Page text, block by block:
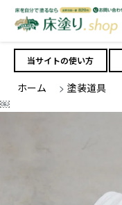
当サイトの使い方
ホーム > 塗装道具
￼